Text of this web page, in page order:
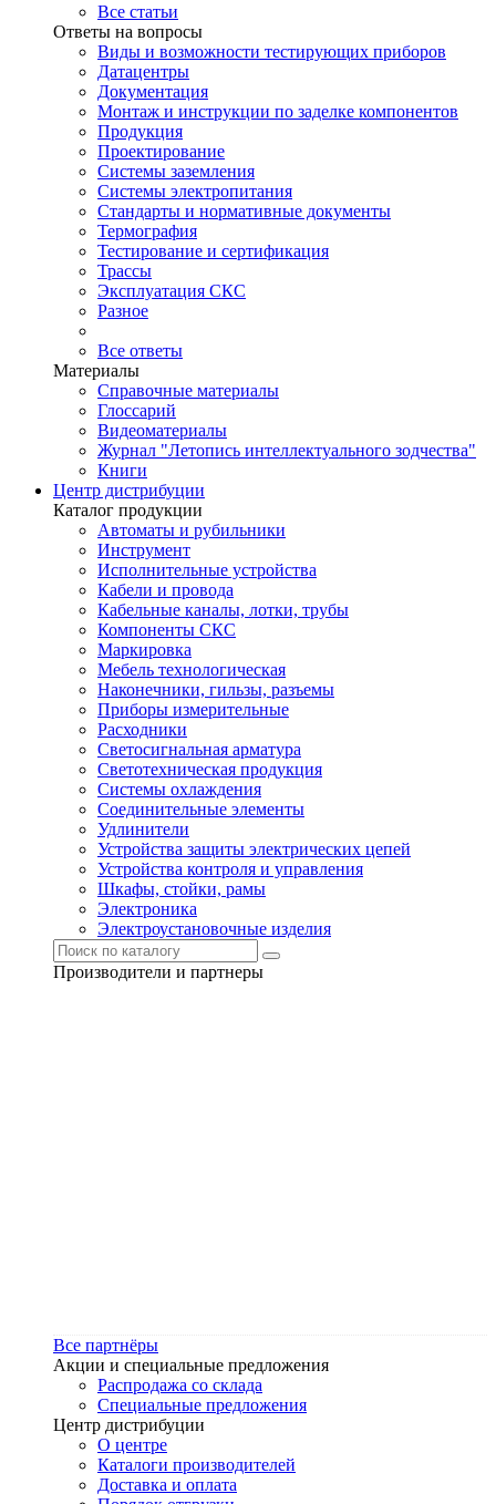
Все статьи
Ответы на вопросы
Виды и возможности тестирующих приборов
Датацентры
Документация
Монтаж и инструкции по заделке компонентов
Продукция
Проектирование
Системы заземления
Системы электропитания
Стандарты и нормативные документы
Термография
Тестирование и сертификация
Трассы
Эксплуатация СКС
Разное
Все ответы
Материалы
Справочные материалы
Глоссарий
Видеоматериалы
Журнал "Летопись интеллектуального зодчества"
Книги
Центр дистрибуции
Каталог продукции
Автоматы и рубильники
Инструмент
Исполнительные устройства
Кабели и провода
Кабельные каналы, лотки, трубы
Компоненты СКС
Маркировка
Мебель технологическая
Наконечники, гильзы, разъемы
Приборы измерительные
Расходники
Светосигнальная арматура
Светотехническая продукция
Системы охлаждения
Соединительные элементы
Удлинители
Устройства защиты электрических цепей
Устройства контроля и управления
Шкафы, стойки, рамы
Электроника
Электроустановочные изделия
Производители и партнеры
Все партнёры
Акции и специальные предложения
Распродажа со склада
Специальные предложения
Центр дистрибуции
О центре
Каталоги производителей
Доставка и оплата